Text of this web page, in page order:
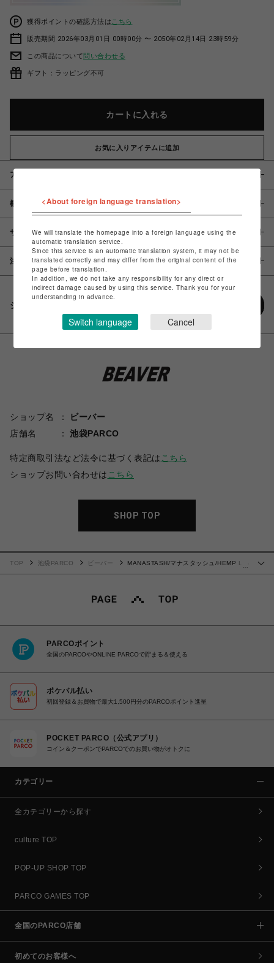
獲得ポイントの確認方法は こちら
販売期間 2026年03月01日 00時00分 〜 2050年02月14日 23時59分
この商品について問い合わせる
ギフト：ラッピング不可
カートに入れる
お気に入りアイテムに追加
アイテム説明 / 素材
概要
サイズ
注意事項
シェアする
ショップ名
ビーバー
店舗名
池袋PARCO
特定商取引法など法令に基づく表記は こちら
ショップお問い合わせは こちら
SHOP TOP
TOP 池袋PARCO ビーバー
MANASTASH/マナスタッシュ/HEMP L/S
PARCOポイント
全国のPARCOやONLINE PARCOで貯まる＆使える
ポケパル払い
初回登録＆お買物で最大1,500円分のPARCOポイント進呈
POCKET PARCO（公式アプリ）
コイン＆クーポンでPARCOでのお買い物がオトクに
カテゴリー
全カテゴリーから探す
culture TOP
POP-UP SHOP TOP
PARCO GAMES TOP
全国のPARCO店舗
初めてのお客様へ
<About foreign language translation>
We will translate the homepage into a foreign language using the
automatic translation service.
Since this service is an automatic translation system, it may not be
translated correctly and may differ from the original content of the
page before translation.
In addition, we do not take any responsibility for any direct or
indirect damage caused by using this service. Thank you for your
understanding in advance.
Switch language Cancel